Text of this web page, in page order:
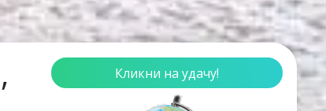
Кликни на удачу!